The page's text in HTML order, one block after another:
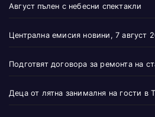
Август пълен с небесни спектакли
Централна емисия новини, 7 август
Подготвят договора за ремонта на
Деца от лятна занималня на гости в